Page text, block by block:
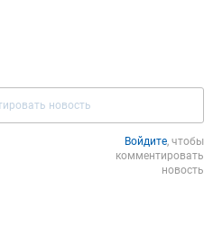
Войдите, чтобы
комментировать
новость